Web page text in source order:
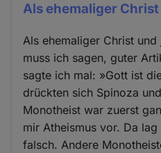
Als ehemaliger
Als ehemaliger Christ
muss ich sagen, guter
sagte ich mal: »Gott ist
drückten sich Spinoza
Monotheist war zuerst
mir Atheismus vor. Da
falsch. Andere